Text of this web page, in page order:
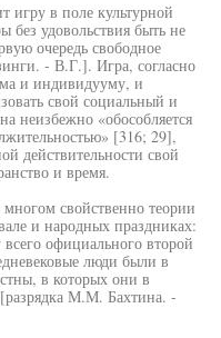
игру в поле культурной
без удовольствия быть не
очередь свободное
- В.Г.]. Игра, согласно
и индивидууму, и
свой социальный и
неизбежно «обособляется
[316; 29],
действительности свой
и время.
свойственно теории
и народных праздниках:
официального второй
люди были в
в которых они в
М.М. Бахтина. -